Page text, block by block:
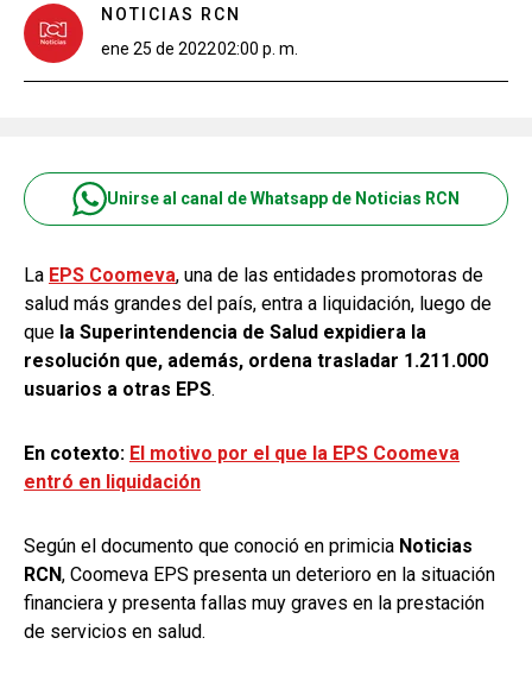
NOTICIAS RCN
ene 25 de 202202:00 p. m.
Unirse al canal de Whatsapp de Noticias RCN
La EPS Coomeva, una de las entidades promotoras de
salud más grandes del país, entra a liquidación, luego de
que la Superintendencia de Salud expidiera la
resolución que, además, ordena trasladar 1.211.000
usuarios a otras EPS.
En cotexto: El motivo por el que la EPS Coomeva
entró en liquidación
Según el documento que conoció en primicia Noticias
RCN, Coomeva EPS presenta un deterioro en la situación
financiera y presenta fallas muy graves en la prestación
de servicios en salud.